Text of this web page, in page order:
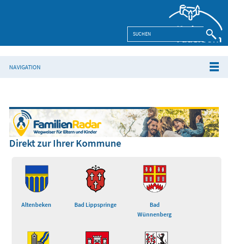
NAVIGATION
Direkt zur Ihrer Kommune
Altenbeken Bad Lippspringe
Bad
Wünnenberg